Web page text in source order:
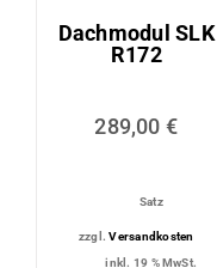
Dachmodul SLK
R172
289,00 €
Satz
zzgl.Versandkosten
inkl. 19 % MwSt.